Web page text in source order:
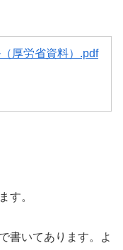
厚労省資料）.pdf
す。
書いてあります。よ